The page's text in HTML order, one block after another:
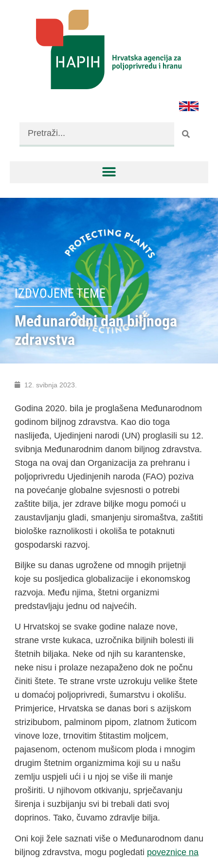
IZDVOJENE TEME
Međunarodni dan biljnoga
zdravstva
12. svibnja 2023.
Godina 2020. bila je proglašena Međunarodnom
godinom biljnog zdravstva. Kao dio toga
naslijeđa, Ujedinjeni narodi (UN) proglasili su 12.
svibnja Međunarodnim danom biljnog zdravstva.
Stoga na ovaj dan Organizacija za prehranu i
poljoprivredu Ujedinjenih naroda (FAO) poziva
na povećanje globalne svjesnosti o potrebi
zaštite bilja, jer zdrave biljke mogu pomoći u
zaustavljanju gladi, smanjenju siromaštva, zaštiti
biološke raznolikosti i okoliša te potaknuti
gospodarski razvoj.
Biljke su danas ugrožene od mnogih prijetnji
koje su posljedica globalizacije i ekonomskog
razvoja. Među njima, štetni organizmi
predstavljaju jednu od najvećih.
U Hrvatskoj se svake godine nalaze nove,
strane vrste kukaca, uzročnika biljnih bolesti ili
štetnih biljaka. Neke od njih su karantenske,
neke nisu i prolaze nezapaženo dok ne počnu
činiti štete. Te strane vrste uzrokuju velike štete
u domaćoj poljoprivredi, šumarstvu i okolišu.
Primjerice, Hrvatska se danas bori s azijskom
strizibubom, palminom pipom, zlatnom žuticom
vinove loze, trnovitim štitastim moljcem,
pajasenom, octenom mušicom ploda i mnogim
drugim štetnim organizmima koji su u našu
zemlju uspjeli ući i u njoj se više ili manje
proširiti. U njihovom otkivanju, sprječavanju
širenja i suzbijanju svi bi trebali dati svoj
doprinos. Tako, čuvamo zdravlje bilja.
Oni koji žele saznati više o Međunarodnom danu
biljnog zdravstva, mogu pogledati poveznice na